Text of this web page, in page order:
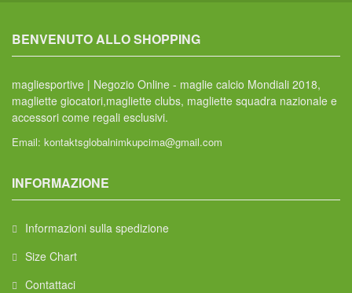
BENVENUTO ALLO SHOPPING
magliesportive | Negozio Online - maglie calcio Mondiali 2018,
magliette giocatori,magliette clubs, magliette squadra nazionale e
accessori come regali esclusivi.
Email: kontaktsglobalnimkupcima@gmail.com
INFORMAZIONE
Informazioni sulla spedizione
Size Chart
Contattaci